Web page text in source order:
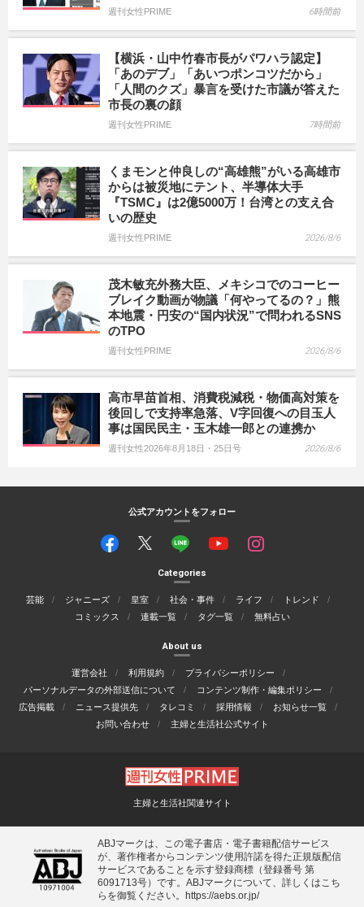
週刊女性PRIME 6時間前
【横浜・山中竹春市長がパワハラ認定】
「あのデブ」「あいつポンコツだから」
「人間のクズ」暴言を受けた市議が答えた
市長の裏の顔
週刊女性PRIME 7時間前
くまモンと仲良しの“高雄熊”がいる高雄市
からは被災地にテント、半導体大手
『TSMC』は2億5000万！台湾との支え合
いの歴史
週刊女性PRIME 2026/8/6
茂木敏充外務大臣、メキシコでのコーヒー
ブレイク動画が物議「何やってるの？」熊
本地震・円安の“国内状況”で問われるSNS
のTPO
週刊女性PRIME 2026/8/6
高市早苗首相、消費税減税・物価高対策を
後回しで支持率急落、V字回復への目玉人
事は国民民主・玉木雄一郎との連携か
週刊女性2026年8月18日・25日号 2026/8/6
公式アカウントをフォロー
Categories
芸能 ジャニーズ 皇室 社会・事件 ライフ
トレンド
コミックス
連載一覧 タグ一覧 無料占い
About us
運営会社 利用規約
プライバシーポリシー
パーソナルデータの外部送信について
コンテンツ制作・編集ポリシー
広告掲載
ニュース提供先 タレコミ 採用情報
お知らせ一覧
お問い合わせ
主婦と生活社公式サイト
主婦と生活社関連サイト
ABJマークは、この電子書店・電子書籍配信サービス
が、著作権者からコンテンツ使用許諾を得た正規版配信
サービスであることを示す登録商標（登録番号 第
6091713号）です。ABJマークについて、詳しくはこち
らを御覧ください。
https://aebs.or.jp/